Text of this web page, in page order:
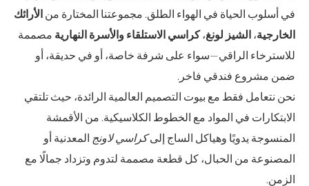
في أسلوب الحياة في الهواء الطلق. مجموعتنا المختارة من الأرائك
الخارجية، الشيز لونغ،كراسي الاستلقاء والأسرة النهارية مصممة
للاسترخاء الراقي—سواء على شرفة خاصة، أو في حديقة، أو
ضمن مشروع فندقي فاخر.
نحن نتعامل فقط مع بيوت التصميم العالمية الرائدة، حيث تلتقي
الابتكارات في المواد مع الخطوط الكلاسيكية. من الأقمشة
المنسوجة يدويًا وهياكل الساج إلىكراسي لاونج المعدنية أو
المصنوعة من الحبال، كل قطعة مصممة لتدوم وتزداد جمالًا مع
الزمن.